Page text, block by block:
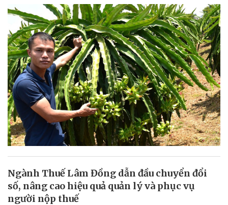
Ngành Thuế Lâm Đồng dẫn đầu chuyển đổi
số, nâng cao hiệu quả quản lý và phục vụ
người nộp thuế